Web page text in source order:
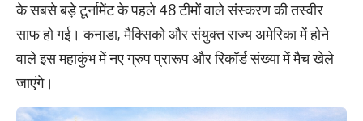
के सबसे बड़े टूर्नामेंट के पहले 48 टीमों वाले संस्करण की तस्वीर
साफ हो गई। कनाडा, मैक्सिको और संयुक्त राज्य अमेरिका में होने
वाले इस महाकुंभ में नए ग्रुप प्रारूप और रिकॉर्ड संख्या में मैच खेले
जाएंगे।